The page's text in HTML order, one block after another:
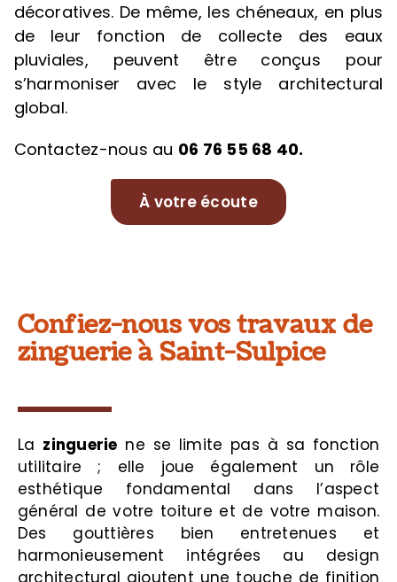
décoratives. De même, les chéneaux, en plus
de leur fonction de collecte des eaux
pluviales, peuvent être conçus pour
s’harmoniser avec le style architectural
global.
Contactez-nous au 06 76 55 68 40.
À votre écoute
Confiez-nous vos travaux de
zinguerie à Saint-Sulpice
La zinguerie ne se limite pas à sa fonction
utilitaire ; elle joue également un rôle
esthétique fondamental dans l’aspect
général de votre toiture et de votre maison.
Des gouttières bien entretenues et
harmonieusement intégrées au design
architectural ajoutent une touche de finition